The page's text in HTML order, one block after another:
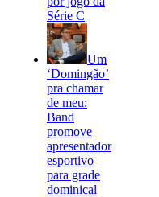
Série C
Um
‘Domingão’
pra chamar
de meu:
Band
promove
apresentador
esportivo
para grade
dominical